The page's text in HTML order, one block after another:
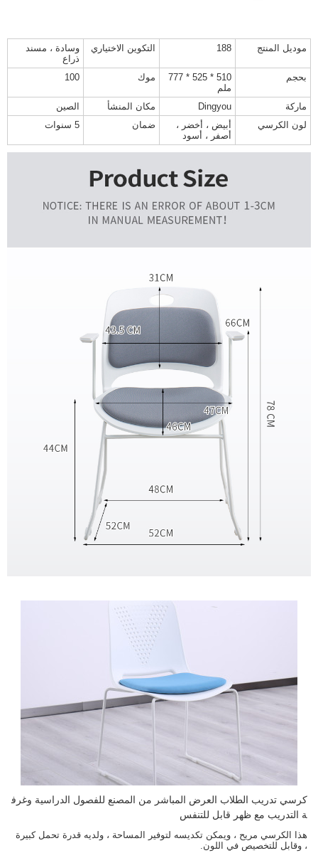
موديل المنتج 188 التكوين الاختياري
وسادة ، مسند
ذراع
بحجم
510 * 525 * 777
ملم
موك 100
ماركة Dingyou مكان المنشأ
الصين
لون الكرسي
أبيض ، أخضر ،
أصفر ، أسود
ضمان 5 سنوات
كرسي تدريب الطلاب العرض المباشر من المصنع للفصول الدراسية وغرف
ة التدريب مع ظهر قابل للتنفس
هذا الكرسي مريح ، ويمكن تكديسه لتوفير المساحة ، ولديه قدرة تحمل كبيرة
، وقابل للتخصيص في اللون.